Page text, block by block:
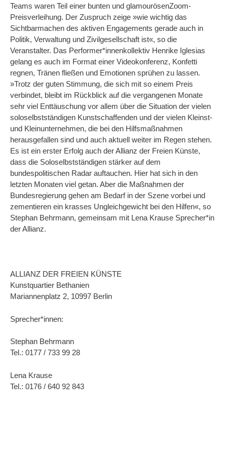
Teams waren Teil einer bunten und glamourösenZoom-
Preisverleihung. Der Zuspruch zeige »wie wichtig das
Sichtbarmachen des aktiven Engagements gerade auch in
Politik, Verwaltung und Zivilgesellschaft ist«, so die
Veranstalter. Das Performer*innenkollektiv Henrike Iglesias
gelang es auch im Format einer Videokonferenz, Konfetti
regnen, Tränen fließen und Emotionen sprühen zu lassen.
»Trotz der guten Stimmung, die sich mit so einem Preis
verbindet, bleibt im Rückblick auf die vergangenen Monate
sehr viel Enttäuschung vor allem über die Situation der vielen
soloselbstständigen Kunstschaffenden und der vielen Kleinst-
und Kleinunternehmen, die bei den Hilfsmaßnahmen
herausgefallen sind und auch aktuell weiter im Regen stehen.
Es ist ein erster Erfolg auch der Allianz der Freien Künste,
dass die Soloselbstständigen stärker auf dem
bundespolitischen Radar auftauchen. Hier hat sich in den
letzten Monaten viel getan. Aber die Maßnahmen der
Bundesregierung gehen am Bedarf in der Szene vorbei und
zementieren ein krasses Ungleichgewicht bei den Hilfen«, so
Stephan Behrmann, gemeinsam mit Lena Krause Sprecher*in
der Allianz.
ALLIANZ DER FREIEN KÜNSTE
Kunstquartier Bethanien
Mariannenplatz 2, 10997 Berlin
Sprecher*innen:
Stephan Behrmann
Tel.: 0177 / 733 99 28
Lena Krause
Tel.: 0176 / 640 92 843